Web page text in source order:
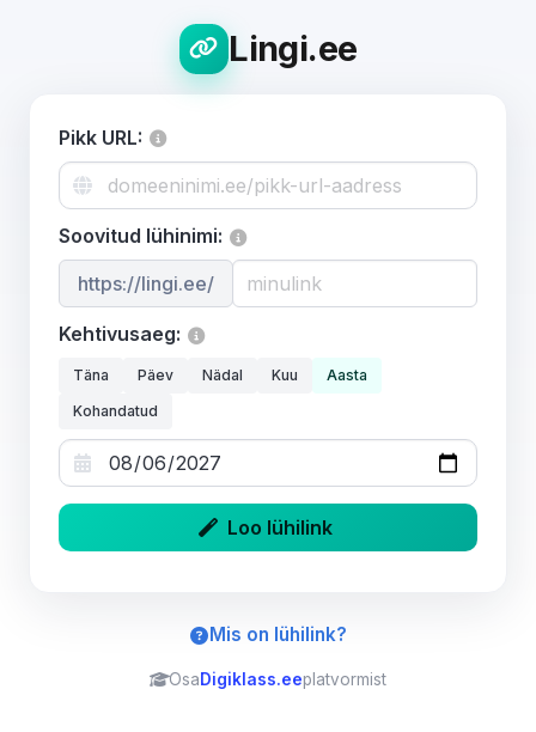
Lingi.ee
Pikk URL:
Soovitud lühinimi:
https://lingi.ee/
Kehtivusaeg:
Täna Päev Nädal Kuu
Aasta
Kohandatud
Loo lühilink
Mis on lühilink?
OsaDigiklass.eeplatvormist